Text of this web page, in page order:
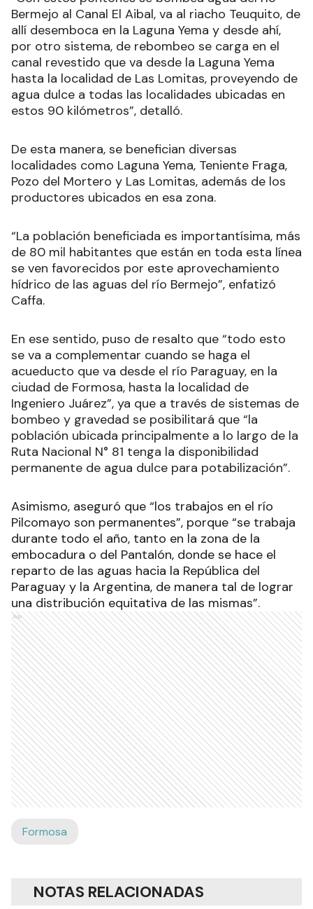
Bermejo al Canal El Aibal, va al riacho Teuquito, de
allí desemboca en la Laguna Yema y desde ahí,
por otro sistema, de rebombeo se carga en el
canal revestido que va desde la Laguna Yema
hasta la localidad de Las Lomitas, proveyendo de
agua dulce a todas las localidades ubicadas en
estos 90 kilómetros”, detalló.
De esta manera, se benefician diversas
localidades como Laguna Yema, Teniente Fraga,
Pozo del Mortero y Las Lomitas, además de los
productores ubicados en esa zona.
“La población beneficiada es importantísima, más
de 80 mil habitantes que están en toda esta línea
se ven favorecidos por este aprovechamiento
hídrico de las aguas del río Bermejo”, enfatizó
Caffa.
En ese sentido, puso de resalto que “todo esto
se va a complementar cuando se haga el
acueducto que va desde el río Paraguay, en la
ciudad de Formosa, hasta la localidad de
Ingeniero Juárez”, ya que a través de sistemas de
bombeo y gravedad se posibilitará que “la
población ubicada principalmente a lo largo de la
Ruta Nacional N° 81 tenga la disponibilidad
permanente de agua dulce para potabilización”.
Asimismo, aseguró que “los trabajos en el río
Pilcomayo son permanentes”, porque “se trabaja
durante todo el año, tanto en la zona de la
embocadura o del Pantalón, donde se hace el
reparto de las aguas hacia la República del
Paraguay y la Argentina, de manera tal de lograr
una distribución equitativa de las mismas”.
Ads
Formosa
NOTAS RELACIONADAS